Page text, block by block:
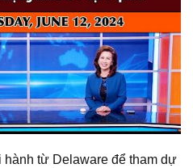
từ Delaware để tham dự